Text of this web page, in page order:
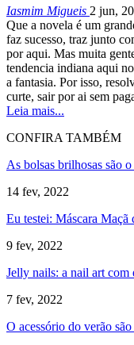
Iasmim Migueis 2 jun,
Que a novela é um
faz sucesso, traz junto
por aqui. Mas muita
tendencia indiana aqui
a fantasia. Por isso,
curte, sair por ai sem
Leia mais...
CONFIRA TAMBÉM
As bolsas brilhosas são
14 fev, 2022
Eu testei: Máscara
9 fev, 2022
Jelly nails: a nail art com
7 fev, 2022
O acessório do verão